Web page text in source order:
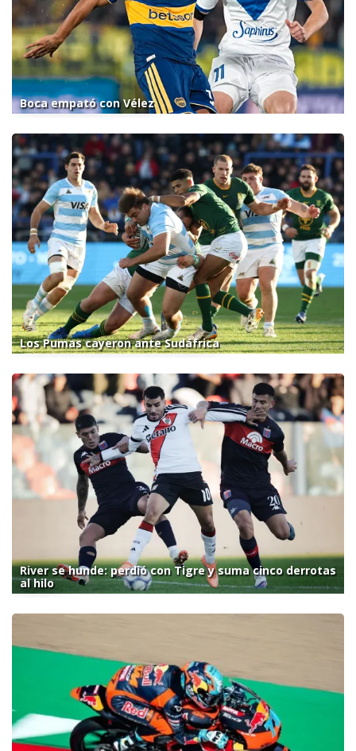
Boca empató con Vélez
Los Pumas cayeron ante Sudáfrica
River se hunde: perdió con Tigre y suma cinco derrotas
al hilo